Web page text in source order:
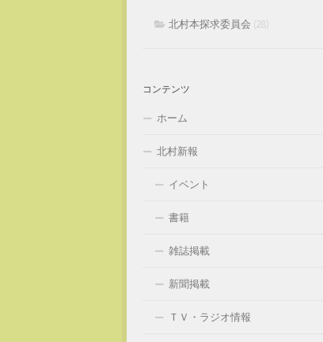
北村本探求委員会 (28)
コンテンツ
ホーム
北村新報
イベント
書籍
雑誌掲載
新聞掲載
ＴＶ・ラジオ情報